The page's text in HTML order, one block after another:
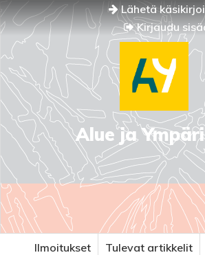
Lähetä
Kirjaudu
Alue ja
Ilmoitukset Tulevat artikkelit